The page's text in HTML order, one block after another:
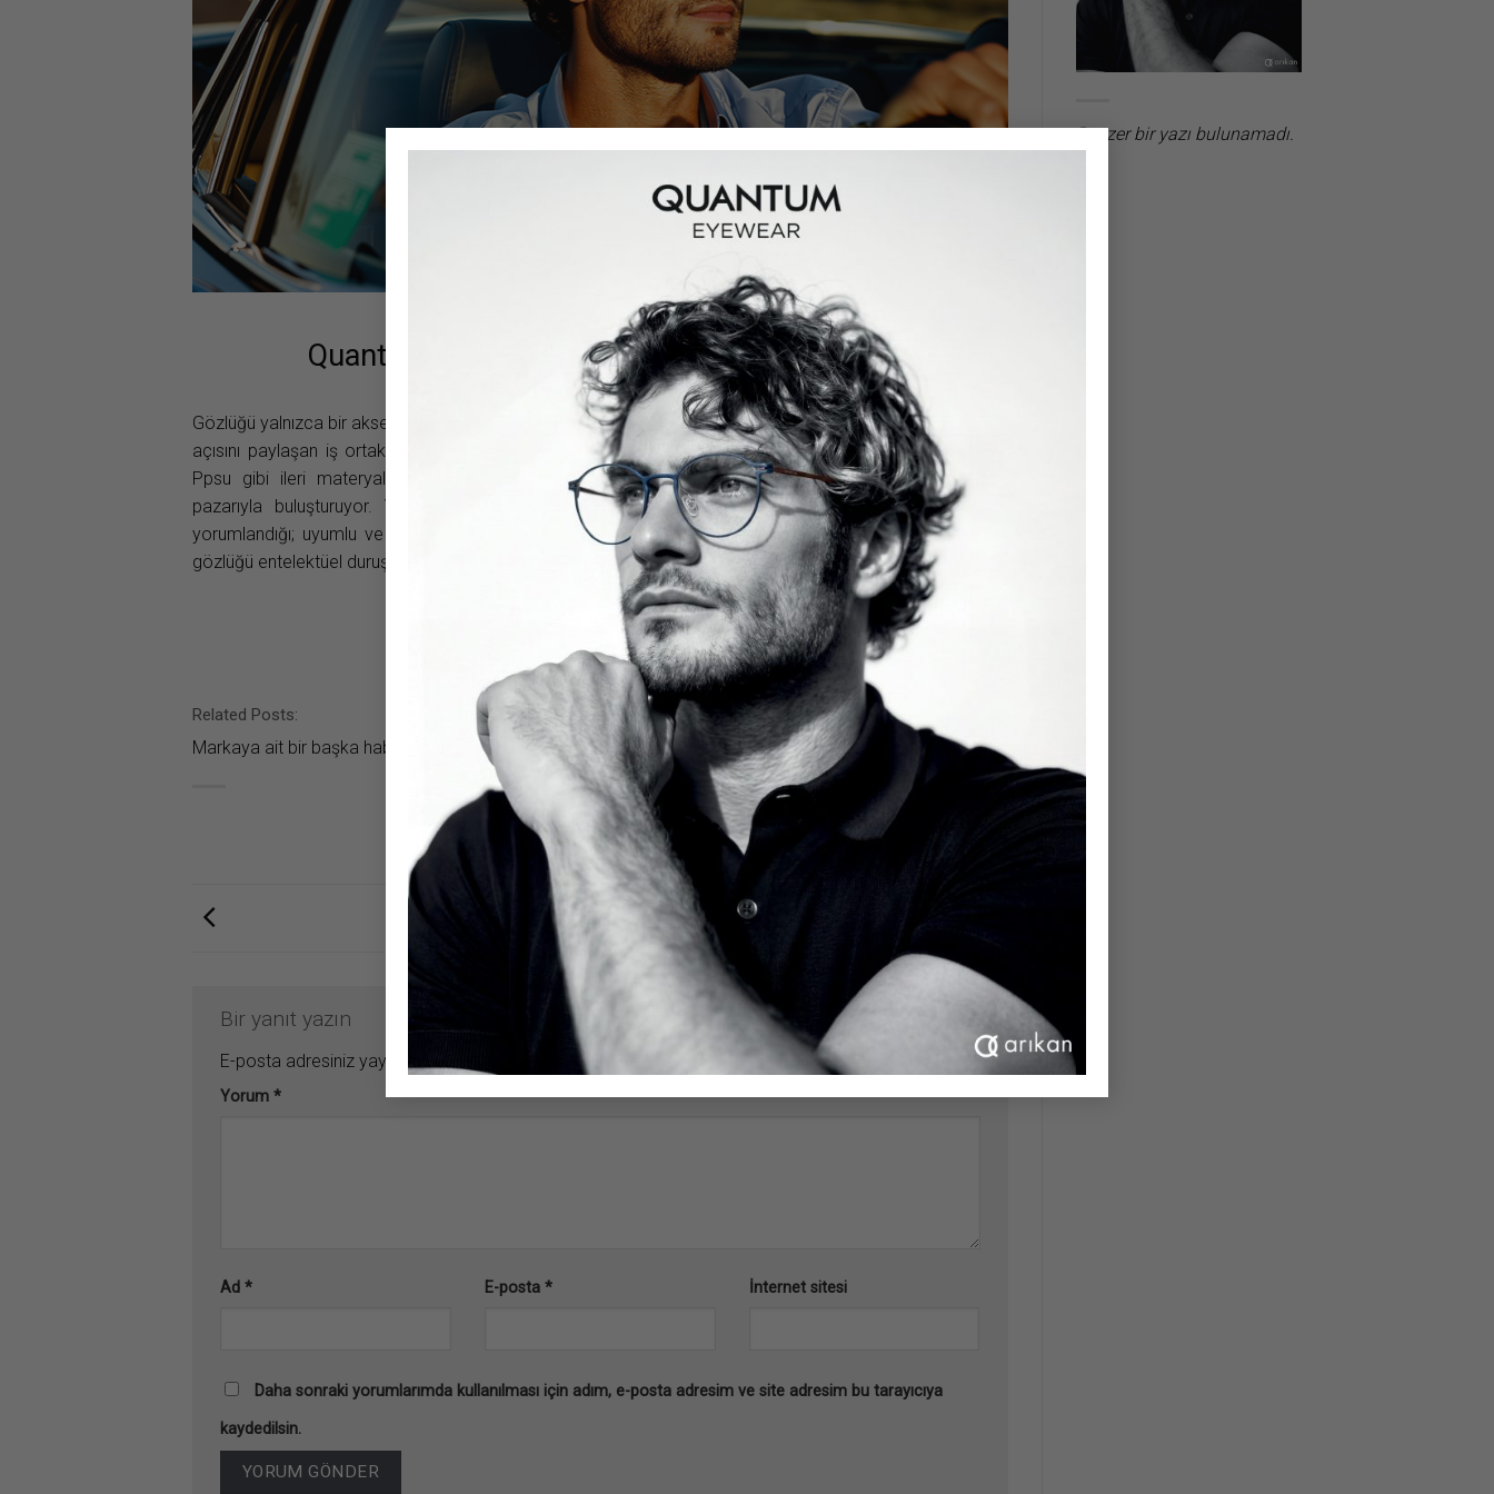
×
Quantum Serileri Entelektüel Duruş Sunuyor
Gözlüğü yalnızca bir aksesuar değil; bir ifade biçimi ve bilinçli bir tercih olarak ele alan Quantum, aynı bakış
açısını paylaşan iş ortaklarıyla birlikte bu yaklaşımı güçlendirmeyi sürdürüyor. Japon titanyumu, Nxt ve
Ppsu gibi ileri materyallerle üretilen Quantum serileri, yüksek kalitedeki özgün tasarımlarını Türkiye
pazarıyla buluşturuyor. Yeni sezon optik serilerinde, titanyumun farklı çerçeve formlarıyla yeniden
yorumlandığı; uyumlu ve dengeli renk kombinasyonlarıyla tamamlanan modeller öne çıkıyor. Quantum,
gözlüğü entelektüel duruşunun bir parçası olarak görenler için geniş ve seçkin bir ürün yelpazesi sunuyor.
Related Posts:
Markaya ait bir başka haber bulunamadı
Bir yanıt yazın
E-posta adresiniz yayınlanmayacak. Gerekli alanlar ile işaretlenmişlerdir
Yorum *
Ad * E-posta * İnternet sitesi
Daha sonraki yorumlarımda kullanılması için adım, e-posta adresim ve site adresim bu tarayıcıya
kaydedilsin.
Benzer bir yazı bulunamadı.